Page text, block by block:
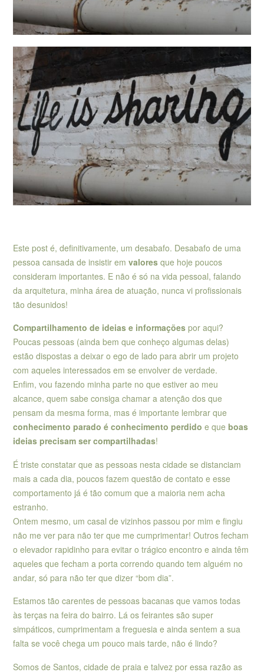
Este post é, definitivamente, um desabafo. Desabafo de uma
pessoa cansada de insistir em valores que hoje poucos
consideram importantes. E não é só na vida pessoal, falando
da arquitetura, minha área de atuação, nunca vi profissionais
tão desunidos!
Compartilhamento de ideias e informações por aqui?
Poucas pessoas (ainda bem que conheço algumas delas)
estão dispostas a deixar o ego de lado para abrir um projeto
com aqueles interessados em se envolver de verdade.
Enfim, vou fazendo minha parte no que estiver ao meu
alcance, quem sabe consiga chamar a atenção dos que
pensam da mesma forma, mas é importante lembrar que
conhecimento parado é conhecimento perdido e que boas
ideias precisam ser compartilhadas!
É triste constatar que as pessoas nesta cidade se distanciam
mais a cada dia, poucos fazem questão de contato e esse
comportamento já é tão comum que a maioria nem acha
estranho.
Ontem mesmo, um casal de vizinhos passou por mim e fingiu
não me ver para não ter que me cumprimentar! Outros fecham
o elevador rapidinho para evitar o trágico encontro e ainda têm
aqueles que fecham a porta correndo quando tem alguém no
andar, só para não ter que dizer “bom dia”.
Estamos tão carentes de pessoas bacanas que vamos todas
às terças na feira do bairro. Lá os feirantes são super
simpáticos, cumprimentam a freguesia e ainda sentem a sua
falta se você chega um pouco mais tarde, não é lindo?
Somos de Santos, cidade de praia e talvez por essa razão as